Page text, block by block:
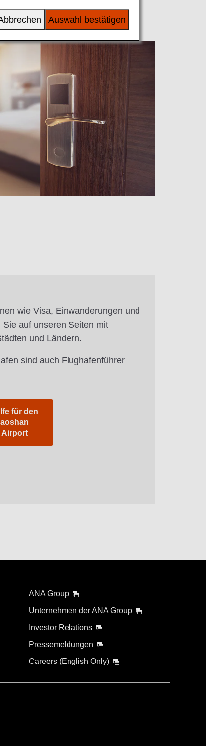
wie Visa, Einwanderungen und
Sie auf unseren Seiten mit
und Ländern.
sind auch Flughafenführer
für den
Airport
ANA Group
Unternehmen der ANA Group
Investor Relations
Pressemeldungen
Careers (English Only)
Auswahl bestätigen